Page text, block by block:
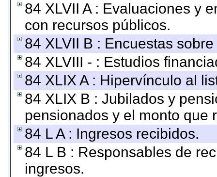
84 XLVII A : Evaluaciones y
con recursos públicos.
84 XLVII B : Encuestas
84 XLVIII - : Estudios
84 XLIX A : Hipervínculo al
84 XLIX B : Jubilados y
pensionados y el monto que
84 L A : Ingresos recibidos.
84 L B : Responsables de
ingresos.